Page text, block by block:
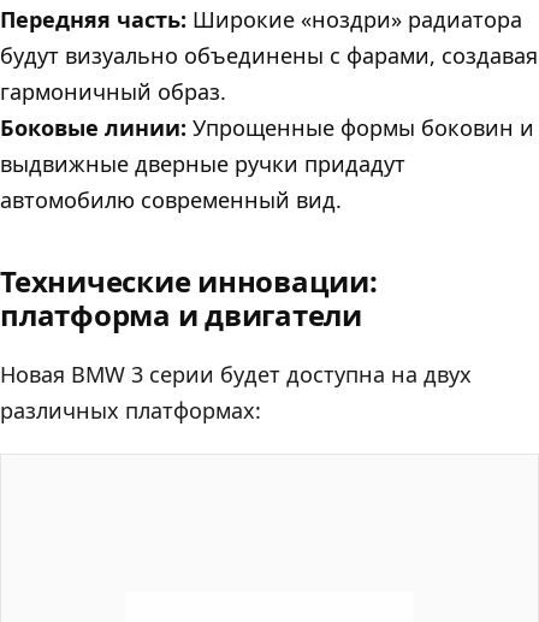
Передняя часть: Широкие «ноздри» радиатора
будут визуально объединены с фарами, создавая
гармоничный образ.
Боковые линии: Упрощенные формы боковин и
выдвижные дверные ручки придадут
автомобилю современный вид.
Технические инновации:
платформа и двигатели
Новая BMW 3 серии будет доступна на двух
различных платформах: